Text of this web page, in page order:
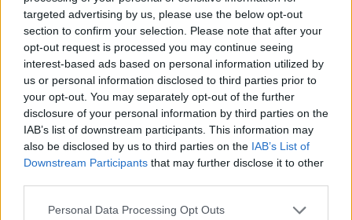
targeted advertising by us, please use the below opt-out
section to confirm your selection. Please note that after your
opt-out request is processed you may continue seeing
interest-based ads based on personal information utilized by
us or personal information disclosed to third parties prior to
your opt-out. You may separately opt-out of the further
disclosure of your personal information by third parties on the
IAB’s list of downstream participants. This information may
also be disclosed by us to third parties on the IAB’s List of
Downstream Participants that may further disclose it to other
Personal Data Processing Opt Outs
Μεταπροπονητική πείνα: Ο λόγος
που θέλεις να καταβροχθίσεις τα
πάντα μετά την άσκηση
27 Φεβρουαρίου 2026
Ωρίων – Σπάνια νοσήματα
συνδέονται με μνημεία που
27 Φεβρουαρίου 2026